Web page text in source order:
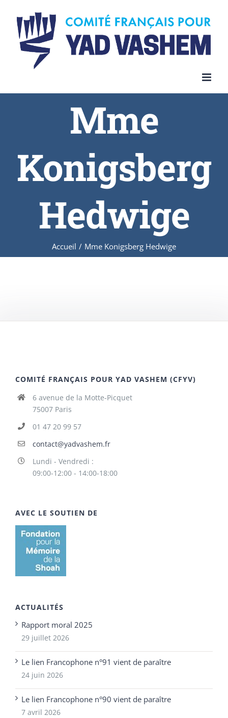
content
Mme
Konigsberg
Hedwige
Accueil / Mme Konigsberg Hedwige
COMITÉ FRANÇAIS POUR YAD VASHEM (CFYV)
6 avenue de la Motte-Picquet
75007 Paris
01 47 20 99 57
contact@yadvashem.fr
Lundi - Vendredi :
09:00-12:00 - 14:00-18:00
AVEC LE SOUTIEN DE
ACTUALITÉS
Rapport moral 2025
29 juillet 2026
Le lien Francophone n°91 vient de paraître
24 juin 2026
Le lien Francophone n°90 vient de paraître
7 avril 2026